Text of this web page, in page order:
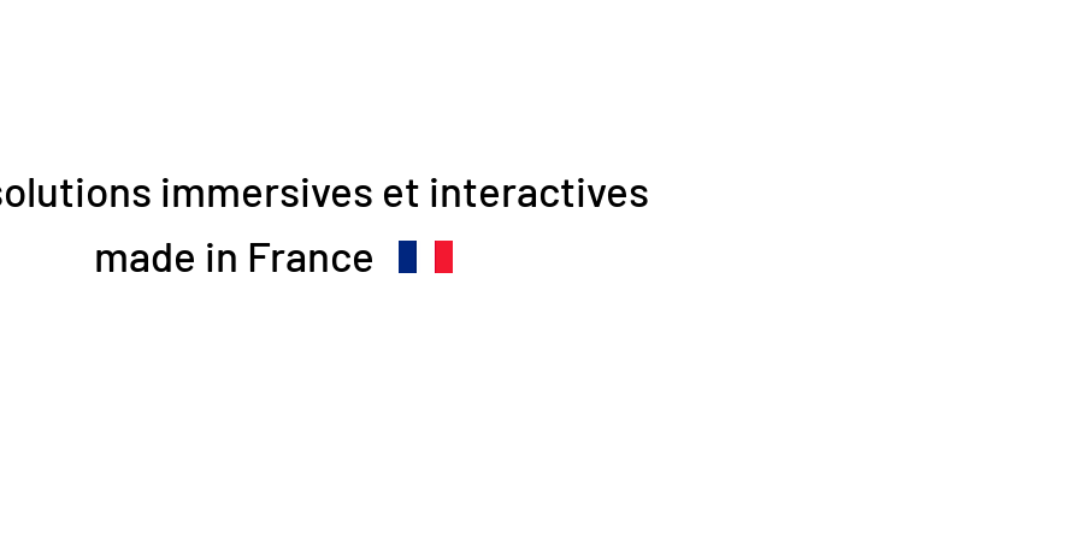
immersives et interactives
made in France